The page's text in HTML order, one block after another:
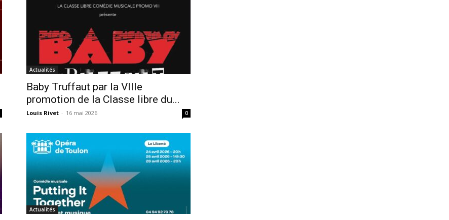
Actualités
Baby Truffaut par la VIIIe
promotion de la Classe libre du...
Louis Rivet - 16 mai 2026 0
Actualités